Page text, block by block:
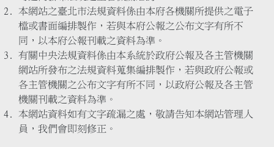
本網站之臺北市法規資料係由本府各機關所提供之電子
檔或書面編排製作，若與本府公報之公布文字有所不
同，以本府公報刊載之資料為準。
有關中央法規資料係由本系統於政府公報及各主管機關
網站所發布之法規資料蒐集編排製作，若與政府公報或
各主管機關之公布文字有所不同，以政府公報及各主管
機關刊載之資料為準。
本網站資料如有文字疏漏之處，敬請告知本網站管理人
員，我們會即刻修正。